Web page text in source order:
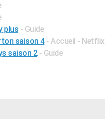
plus - Guide
saison 4 - Accueil - Netflix
saison 2 - Guide